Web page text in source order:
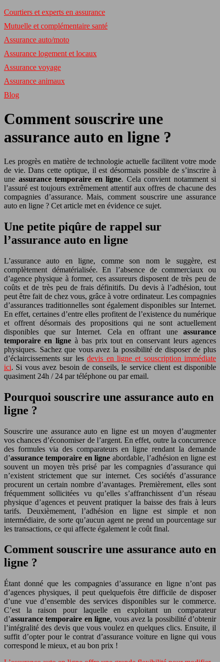
Courtiers et experts en assurance
Mutuelle et complémentaire santé
Assurance auto/moto
Assurance logement et locaux
Assurance voyage
Assurance animaux
Blog
Comment souscrire une
assurance auto en ligne ?
Les progrès en matière de technologie actuelle facilitent votre mode
de vie. Dans cette optique, il est désormais possible de s’inscrire à
une assurance temporaire en ligne. Cela convient notamment si
l’assuré est toujours extrêmement attentif aux offres de chacune des
compagnies d’assurance. Mais, comment souscrire une assurance
auto en ligne ? Cet article met en évidence ce sujet.
Une petite piqûre de rappel sur
l’assurance auto en ligne
L’assurance auto en ligne, comme son nom le suggère, est
complètement dématérialisée. En l’absence de commerciaux ou
d’agence physique à former, ces assureurs disposent de très peu de
coûts et de très peu de frais définitifs. Du devis à l’adhésion, tout
peut être fait de chez vous, grâce à votre ordinateur. Les compagnies
d’assurances traditionnelles sont également disponibles sur Internet.
En effet, certaines d’entre elles profitent de l’existence du numérique
et offrent désormais des propositions qui ne sont actuellement
disponibles que sur Internet. Cela en offrant une assurance
temporaire en ligneà bas prix tout en conservant leurs agences
physiques. Sachez que vous avez la possibilité de disposer de plus
d’éclaircissements sur lesdevis en ligne et souscription immédiate
ici. Si vous avez besoin de conseils, le service client est disponible
quasiment 24h / 24 par téléphone ou par email.
Pourquoi souscrire une assurance auto en
ligne ?
Souscrire une assurance auto en ligne est un moyen d’augmenter
vos chances d’économiser de l’argent. En effet, outre la concurrence
des formules via des comparateurs en ligne rendant la demande
d’assurance temporaire en ligne abordable, l’adhésion en ligne est
souvent un moyen très prisé par les compagnies d’assurance qui
n’existent strictement que sur internet. Ces sociétés d’assurance
procurent un certain nombre d’avantages. Premièrement, elles sont
fréquemment sollicitées vu qu’elles s’affranchissent d’un réseau
physique d’agences et peuvent pratiquer la baisse des frais à leurs
tarifs. Deuxièmement, l’adhésion en ligne est simple et non
intermédiaire, de sorte qu’aucun agent ne prend un pourcentage sur
les transactions, ce qui affecte également le coût final.
Comment souscrire une assurance auto en
ligne ?
Étant donné que les compagnies d’assurance en ligne n’ont pas
d’agences physiques, il peut quelquefois être difficile de disposer
d’une vue d’ensemble des services disponibles sur le commerce.
C’est la raison pour laquelle en exploitant un comparateur
d’assurance temporaire en ligne, vous avez la possibilité d’obtenir
l’intégralité des devis que vous voulez en quelques clics. Ensuite, il
suffit d’opter pour le contrat d’assurance voiture en ligne qui vous
correspond le mieux, et au bon prix !